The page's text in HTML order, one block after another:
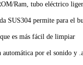
Ram, tubo eléctrico
SUS304 permite para el
es más fácil de limpiar
automática por el sonido y